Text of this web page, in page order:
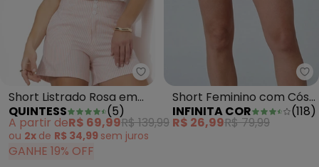
Quintess - Short Listrado Rosa
Short Listrado Rosa em
Tecido Plano Sustentável
QUINTESS (5)
A partir deR$ 69,99R$ 139,99
ou 2x de R$ 34,99 sem juros
GANHE 19% OFF
Short Feminino com Cós
e Laço Preto
INFINITA COR (118)
R$ 26,99R$ 79,99